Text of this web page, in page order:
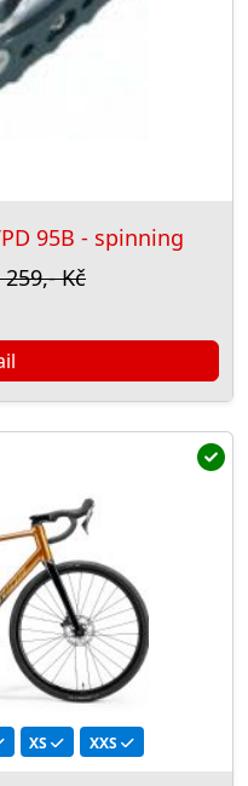
95B - spinning
259,- Kč
XS XXS